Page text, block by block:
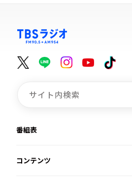
番組表
コンテンツ